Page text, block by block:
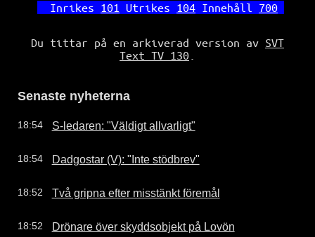
Inrikes 101 Utrikes 104 Innehåll 700
Du tittar på en arkiverad version av SVT
Text TV 130
Senaste nyheterna
18:54 S-ledaren: "Väldigt allvarligt"
18:54 Dadgostar (V): "Inte stödbrev"
18:52 Två gripna efter misstänkt föremål
18:52 Drönare över skyddsobjekt på Lovön